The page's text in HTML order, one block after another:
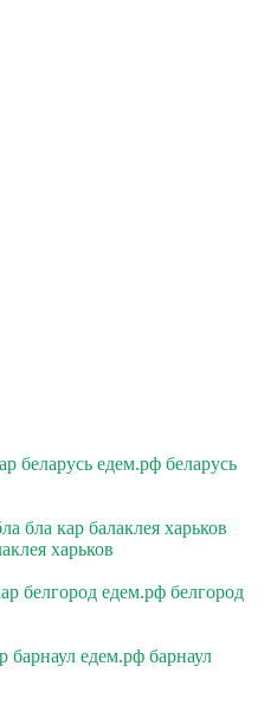
беларусь едем.рф беларусь
бла кар балаклея харьков
харьков
белгород едем.рф белгород
барнаул едем.рф барнаул